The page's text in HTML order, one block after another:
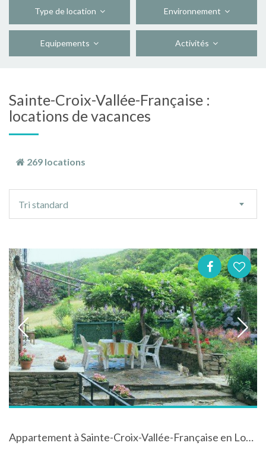
Type de location Environnement
Equipements Activités
Sainte-Croix-Vallée-Française :
locations de vacances
269 locations
tri
Tri standard
Appartement à Sainte-Croix-Vallée-Française en Lozère en Languedoc-Roussillon